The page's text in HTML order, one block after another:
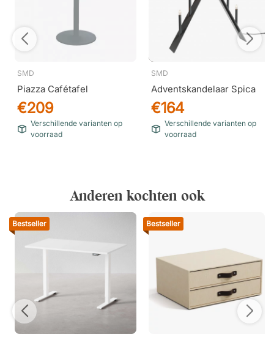
SMD
Piazza Cafétafel
€209
Verschillende varianten op
voorraad
SMD
Adventskandelaar Spica
€164
Verschillende varianten op
voorraad
Anderen kochten ook
Bestseller Bestseller